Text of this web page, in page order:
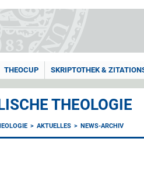
THEOCUP SKRIPTOTHEK &
THEOLOGIE
AKTUELLES NEWS-ARCHIV